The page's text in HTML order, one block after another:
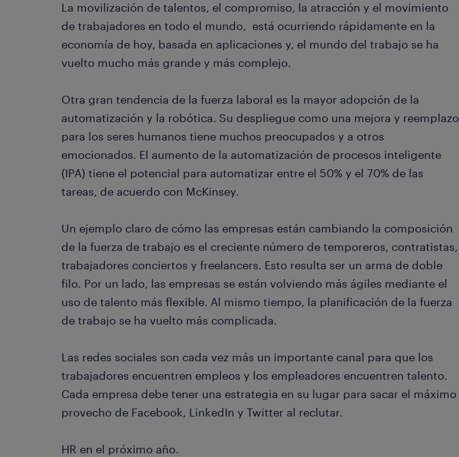
La movilización de talentos, el compromiso, la atracción y el movimiento
de trabajadores en todo el mundo, está ocurriendo rápidamente en la
economía de hoy, basada en aplicaciones y, el mundo del trabajo se ha
vuelto mucho más grande y más complejo.
Otra gran tendencia de la fuerza laboral es la mayor adopción de la
automatización y la robótica. Su despliegue como una mejora y reemplazo
para los seres humanos tiene muchos preocupados y a otros
emocionados. El aumento de la automatización de procesos inteligente
(IPA) tiene el potencial para automatizar entre el 50% y el 70% de las
tareas, de acuerdo con McKinsey.
Un ejemplo claro de cómo las empresas están cambiando la composición
de la fuerza de trabajo es el creciente número de temporeros, contratistas,
trabajadores conciertos y freelancers. Esto resulta ser un arma de doble
filo. Por un lado, las empresas se están volviendo más ágiles mediante el
uso de talento más flexible. Al mismo tiempo, la planificación de la fuerza
de trabajo se ha vuelto más complicada.
Las redes sociales son cada vez más un importante canal para que los
trabajadores encuentren empleos y los empleadores encuentren talento.
Cada empresa debe tener una estrategia en su lugar para sacar el máximo
provecho de Facebook, LinkedIn y Twitter al reclutar.
HR en el próximo año.